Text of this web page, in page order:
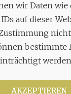
wir Daten wie
auf dieser
bestimmte
AKZEPTIEREN
Enrico Trummer
+49 (0)177 / 34
Twitter